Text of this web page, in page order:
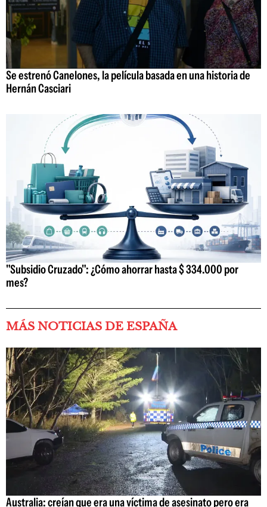
Se estrenó Canelones, la película basada en una historia de
Hernán Casciari
"Subsidio Cruzado": ¿Cómo ahorrar hasta $ 334.000 por
mes?
MÁS NOTICIAS DE ESPAÑA
Australia: creían que era una víctima de asesinato pero era